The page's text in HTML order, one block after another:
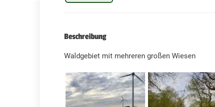
Beschreibung
Waldgebiet mit mehreren großen Wiesen